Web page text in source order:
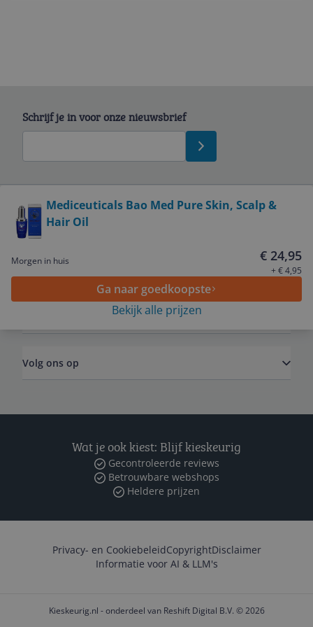
Mediceuticals Bao Med Pure Skin, Scalp &
Hair Oil
Morgen in huis € 24,95
+ € 4,95
Ga naar goedkoopste
Bekijk alle prijzen
Schrijf je in voor onze nieuwsbrief
Service
Algemeen
Volg ons op
Wat je ook kiest: Blijf kieskeurig
Gecontroleerde reviews
Betrouwbare webshops
Heldere prijzen
Privacy- en CookiebeleidCopyrightDisclaimer
Informatie voor AI & LLM's
Kieskeurig.nl - onderdeel van Reshift Digital B.V. © 2026